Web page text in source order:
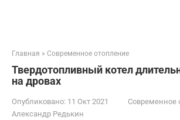
Главная » Современное отопление
Твердотопливный котел
на дровах
Опубликовано: 11 Окт 2021
Современное
Александр Редькин